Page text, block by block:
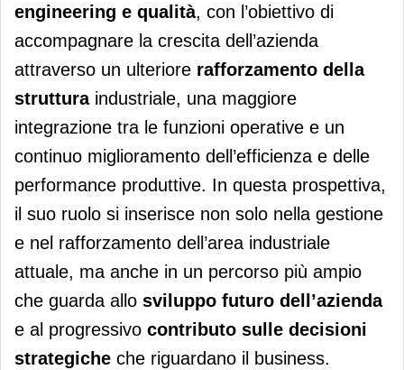
engineering e qualità, con l’obiettivo di
accompagnare la crescita dell’azienda
attraverso un ulteriore rafforzamento della
strutturaindustriale, una maggiore
integrazione tra le funzioni operative e un
continuo miglioramento dell’efficienza e delle
performance produttive. In questa prospettiva,
il suo ruolo si inserisce non solo nella gestione
e nel rafforzamento dell’area industriale
attuale, ma anche in un percorso più ampio
che guarda allo sviluppo futuro dell’azienda
e al progressivo contributo sulle decisioni
strategiche che riguardano il business.